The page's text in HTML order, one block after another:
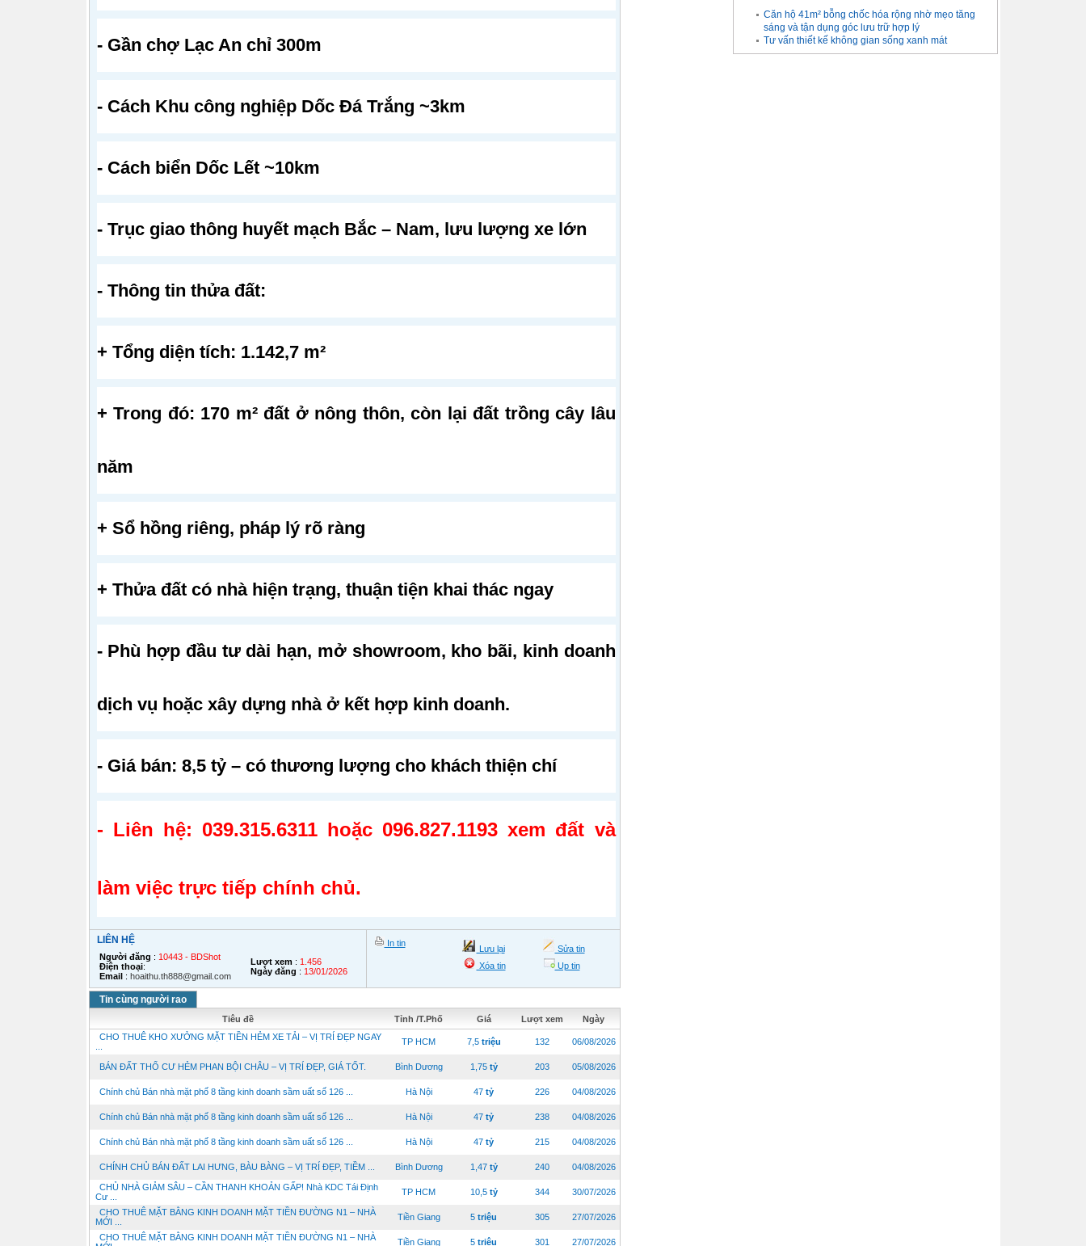
- Gần chợ Lạc An chỉ 300m
- Cách Khu công nghiệp Dốc Đá Trắng ~3km
- Cách biển Dốc Lết ~10km
- Trục giao thông huyết mạch Bắc – Nam, lưu lượng xe lớn
- Thông tin thửa đất:
+ Tổng diện tích: 1.142,7 m²
+ Trong đó: 170 m² đất ở nông thôn, còn lại đất trồng cây lâu
năm
+ Sổ hồng riêng, pháp lý rõ ràng
+ Thửa đất có nhà hiện trạng, thuận tiện khai thác ngay
- Phù hợp đầu tư dài hạn, mở showroom, kho bãi, kinh doanh
dịch vụ hoặc xây dựng nhà ở kết hợp kinh doanh.
- Giá bán: 8,5 tỷ – có thương lượng cho khách thiện chí
- Liên hệ: 039.315.6311 hoặc 096.827.1193 xem đất và
làm việc trực tiếp chính chủ.
LIÊN HỆ
Người đăng : 10443 - BDShot
Điện thoại:
Email: hoaithu.th888@gmail.com
Lượt xem: 1.456
Ngày đăng : 13/01/2026
In tin
Lưu lại
Sửa tin
Xóa tin
Up tin
Tin cùng người rao
Tiêu đề Tỉnh /T.Phố Giá Lượt xem
Ngày
CHO THUÊ KHO XƯỞNG MẶT TIỀN HẺM XE TẢI – VỊ TRÍ ĐẸP NGAY
TP HCM 7,5 triệu 132 06/08/2026
BÁN ĐẤT THỔ CƯ HẺM PHAN BỘI CHÂU – VỊ TRÍ ĐẸP, GIÁ TỐT. Bình Dương 1,75 tỷ 203 05/08/2026
Chính chủ Bán nhà mặt phố 8 tầng kinh doanh sầm uất số 126 ... Hà Nội 47 tỷ 226 04/08/2026
Chính chủ Bán nhà mặt phố 8 tầng kinh doanh sầm uất số 126 ... Hà Nội 47 tỷ 238 04/08/2026
Chính chủ Bán nhà mặt phố 8 tầng kinh doanh sầm uất số 126 ... Hà Nội 47 tỷ 215 04/08/2026
CHÍNH CHỦ BÁN ĐẤT LAI HƯNG, BÀU BÀNG – VỊ TRÍ ĐẸP, TIỀM ... Bình Dương 1,47 tỷ 240 04/08/2026
CHỦ NHÀ GIẢM SÂU – CẦN THANH KHOẢN GẤP! Nhà KDC Tái Định
Cư ...
TP HCM 10,5 tỷ 344 30/07/2026
CHO THUÊ MẶT BẰNG KINH DOANH MẶT TIỀN ĐƯỜNG N1 – NHÀ
MỚI ...
Tiền Giang 5 triệu 305 27/07/2026
CHO THUÊ MẶT BẰNG KINH DOANH MẶT TIỀN ĐƯỜNG N1 – NHÀ
Tiền Giang 5 triệu 301 27/07/2026
Căn hộ 41m² bỗng chốc hóa rộng nhờ mẹo tăng
sáng và tận dụng góc lưu trữ hợp lý
Tư vấn thiết kế không gian sống xanh mát